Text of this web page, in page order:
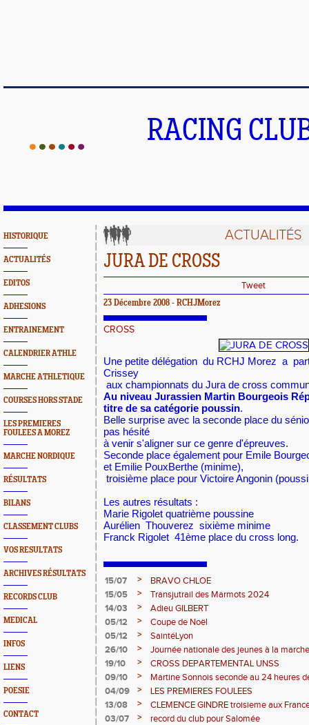
RACING
HISTORIQUE
ACTUALITÉS
EDITOS
ADHESIONS
ENTRAINEMENT
CALENDRIER ATHLE
MARCHE ATHLETIQUE
COURSES HORS STADE
LES PREMIERES
FOULEES A MOREZ
MARCHE NORDIQUE
RÉSULTATS
BILANS
CLASSEMENT CLUBS
VOS RESULTATS
ARCHIVES RÉSULTATS
RECORDS CLUB
MEDICAL
INFOS
LIENS
POESIE
CONTACT
ACTUALITÉS
JURA DE CROSS
Tweet
23 Décembre 2008 - RCHJMorez
CROSS
Une petite délégation du RCHJ Morez a
Crissey
aux championnats du Jura de cross
Au niveau Jurassien Martin Bourgeois
titre de sa catégorie poussin.
Belle surprise avec la seconde place du
pas hésité
à venir s'aligner sur ce genre d'épreuves.
Seconde place également pour Emile
et Emilie PouxBerthe (minime),
troisième place pour Victoire Angonin
Les autres résultats :
Marie Rigolet quatrième poussine
Aurélien Thouverez sixième minime
Franck Rigolet 41ème place du cross long.
15/07 >
BRAVO CHLOE
15/05
>
Transjutrail des Marmots 2024
14/03
>
Adieu GILBERT
05/12
>
Coupe de Noël
05/12
>
SaintéLyon
26/10
>
Journée nationale des jeunes à la marche
19/10
>
CROSS DEPARTEMENTAL UNSS
09/10
>
Martine Sonnois seconde au 24 heures
04/09
>
LES PREMIERES FOULEES
13/08
>
CLEMENCE GINDRE troisieme aux
03/07
>
record du club pour Salomée